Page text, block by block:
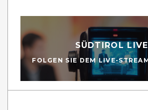
SÜDTIROL LIVE
FOLGEN SIE DEM LIVE-